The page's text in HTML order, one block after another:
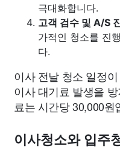
극대화합니다.
고객 검수 및 A/S
가적인 청소를 진
다.
이사 전날 청소 일정
이사 대기료 발생을
료는 시간당 30,000원
이사청소와 입주